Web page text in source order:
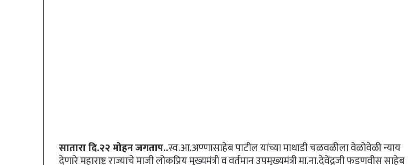
सातारा दि.२२ मोहन जगताप..स्व.आ.अण्णासाहेब पाटील यांच्या माथाडी चळवळीला वेळोवेळी न्याय
देणारे महाराष्ट्र राज्याचे माजी लोकप्रिय मुख्यमंत्री व वर्तमान उपमुख्यमंत्री मा.ना.देवेंद्रजी फडणवीस साहेब